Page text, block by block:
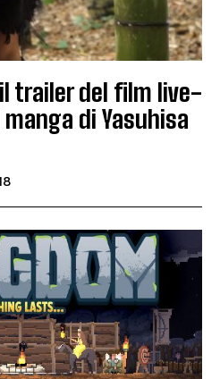
trailer del film live-
di Yasuhisa